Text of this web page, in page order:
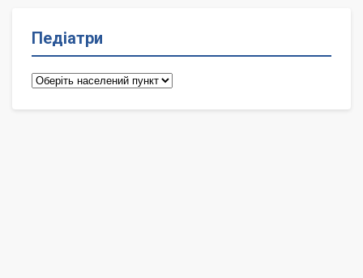
Педіатри
Педіатри